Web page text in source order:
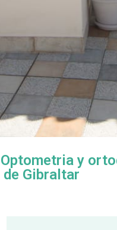
y
de Gibraltar